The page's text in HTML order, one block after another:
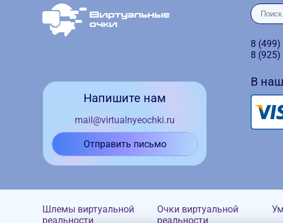
Напишите нам
mail@virtualnyeochki.ru
Отправить письмо
8 (499)
8 (925)
В
Шлемы виртуальной
реальности
Очки виртуальной
реальности